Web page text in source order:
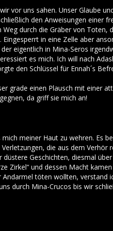
vor uns sahen. Unser Glaube
den Anweisungen einer
durch die Gräber von
in eine Zelle aber
eigentlich in Mina-Seros
es mich. Ich will nach
den Schlüssel für Ennah´s
grade einen Plausch mit einer
da griff sie mich an!
meiner Haut zu wehren. Es
die aus dem Verhör
Geschichten, diesmal
Zirkel“ und dessen Macht
töten wollten, verstand
durch Mina-Crucos bis wir